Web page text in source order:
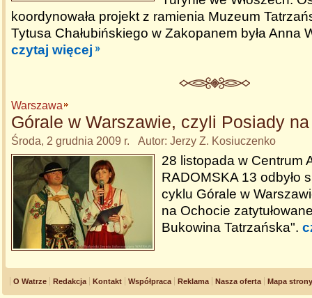
koordynowała projekt z ramienia Muzeum
Tytusa Chałubińskiego w Zakopanem była Anna
czytaj więcej
Warszawa
Górale w Warszawie, czyli Posiady
Środa, 2 grudnia 2009 r. Autor: Jerzy Z. Kosiuczenko
28 listopada w Centrum
RADOMSKA 13 odbyło
cyklu Górale w
na Ochocie
Bukowina Tatrzańska".
O Watrze Redakcja Kontakt Współpraca Reklama Nasza oferta Mapa strony